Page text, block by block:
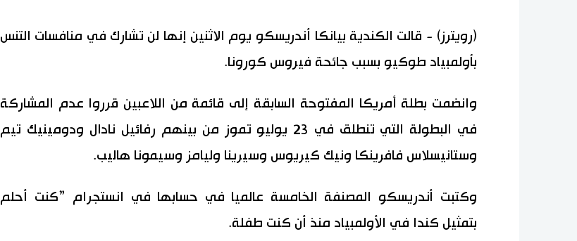
(رويترز) - قالت الكندية بيانكا أندريسكو يوم الاثنين إنها لن تشارك في منافسات التنس
بأولمبياد طوكيو بسبب جائحة فيروس كورونا.
وانضمت بطلة أمريكا المفتوحة السابقة إلى قائمة من اللاعبين قرروا عدم المشاركة
في البطولة التي تنطلق في 23 يوليو تموز من بينهم رفائيل نادال ودومينيك تيم
وستانيسلاس فافرينكا ونيك كيريوس وسيرينا وليامز وسيمونا هاليب.
وكتبت أندريسكو المصنفة الخامسة عالميا في حسابها في انستجرام ”كنت أحلم
بتمثيل كندا في الأولمبياد منذ أن كنت طفلة.